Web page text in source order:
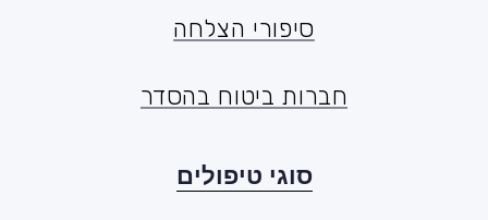
סיפורי הצלחה
חברות ביטוח בהסדר
סוגי טיפולים